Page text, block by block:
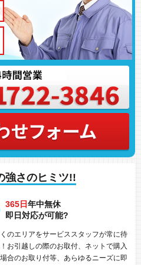
強さのヒミツ!!
365日年中無休
即日対応が可能?
のエリアをサービススタッフが常に待
お引越しの際のお取付、ネットで購入
合のお取り付等、あらゆるニーズに即